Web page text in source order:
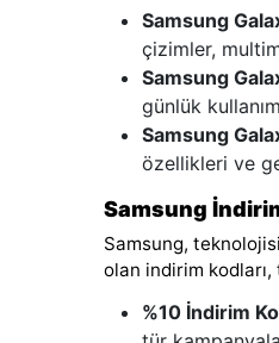
Samsung
çizimler,
Samsung
günlük
Samsung
özellikleri ve
Samsung
Samsung,
olan indirim
%10 İndirim